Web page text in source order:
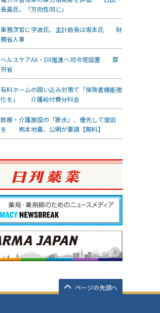
長島氏、「方向性同じ」
事務次官に宇波氏、主計局長は坂本氏 財
務省人事
ヘルスケアAX・DX推進へ司令塔設置 厚
労省
有料ホームの囲い込み対策で「保険者機能強
化を」 介護給付費分科会
医療・介護施設の「断水」、優先して復旧
を 熊本地震、公明が要請【無料】
ページの先頭へ